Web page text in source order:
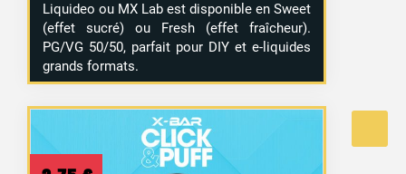
Liquideo ou MX Lab est disponible en Sweet
(effet sucré) ou Fresh (effet fraîcheur).
PG/VG 50/50, parfait pour DIY et e-liquides
grands formats.